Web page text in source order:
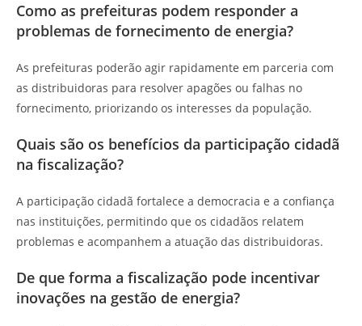
Como as prefeituras podem responder a
problemas de fornecimento de energia?
As prefeituras poderão agir rapidamente em parceria com
as distribuidoras para resolver apagões ou falhas no
fornecimento, priorizando os interesses da população.
Quais são os benefícios da participação cidadã
na fiscalização?
A participação cidadã fortalece a democracia e a confiança
nas instituições, permitindo que os cidadãos relatem
problemas e acompanhem a atuação das distribuidoras.
De que forma a fiscalização pode incentivar
inovações na gestão de energia?